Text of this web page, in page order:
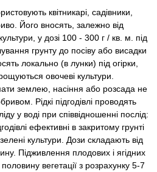
квітникарі, садівники,
Його вносять, залежно від
у дозі 100 - 300 г / кв. м. під
грунту до посіву або висадки
локально (в лунки) під огірки,
овочеві культури.
землею, насіння або розсада не
Рідкі підгодівлі проводять
у воді при співвідношенні послід:
ефективні в закритому грунті
культури. Дози складають від
Підживлення плодових і ягідних
вегетації з розрахунку 5-7